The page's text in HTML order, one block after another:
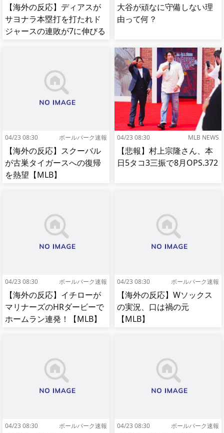
【海外の反応】ディアスが
サヨナラ本塁打を打たれド
ジャースの連敗が7に伸びる
大谷が頑なに守備しない理
由って何？
04/23 08:30 ボールパーク速報
【海外の反応】スクーバル
が古巣タイガースへの復帰
を熱望【MLB】
04/23 08:30 MLB NEWS
【悲報】村上宗隆さん、本
日5タコ3三振で8月OPS.372
04/23 08:30 ボールパーク速報
【海外の反応】イチローが
マリナーズのHRダービーで
ホームラン連発！【MLB】
04/23 08:30 ボールパーク速報
【海外の反応】Wソックス
の実況、口は禍の元
【MLB】
04/23 08:30 ボールパーク速報 04/23 08:30 ボールパーク速報